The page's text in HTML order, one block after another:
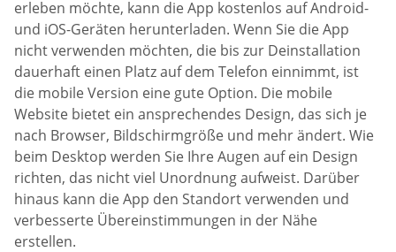
erleben möchte, kann die App kostenlos auf Android-
und iOS-Geräten herunterladen. Wenn Sie die App
nicht verwenden möchten, die bis zur Deinstallation
dauerhaft einen Platz auf dem Telefon einnimmt, ist
die mobile Version eine gute Option. Die mobile
Website bietet ein ansprechendes Design, das sich je
nach Browser, Bildschirmgröße und mehr ändert. Wie
beim Desktop werden Sie Ihre Augen auf ein Design
richten, das nicht viel Unordnung aufweist. Darüber
hinaus kann die App den Standort verwenden und
verbesserte Übereinstimmungen in der Nähe
erstellen.